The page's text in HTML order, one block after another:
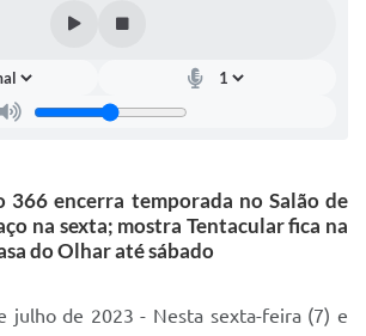
366 encerra temporada no Salão de
na sexta; mostra Tentacular fica na
do Olhar até sábado
julho de 2023 - Nesta sexta-feira (7) e